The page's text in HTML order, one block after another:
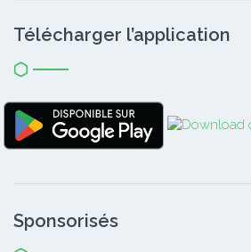
Télécharger l’application
Sponsorisés